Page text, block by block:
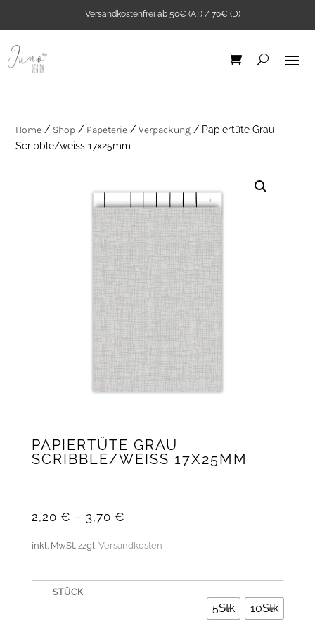
Versandkostenfrei ab 50€ (AT) / 70€ (D)
Home / Shop / Papeterie /Verpackung / Papiertüte Grau
Scribble/weiss 17x25mm
PAPIERTÜTE GRAU
SCRIBBLE/WEISS 17X25MM
2,20 € – 3,70 €
inkl. MwSt. zzgl. Versandkosten
STÜCK
5Stk 10Stk